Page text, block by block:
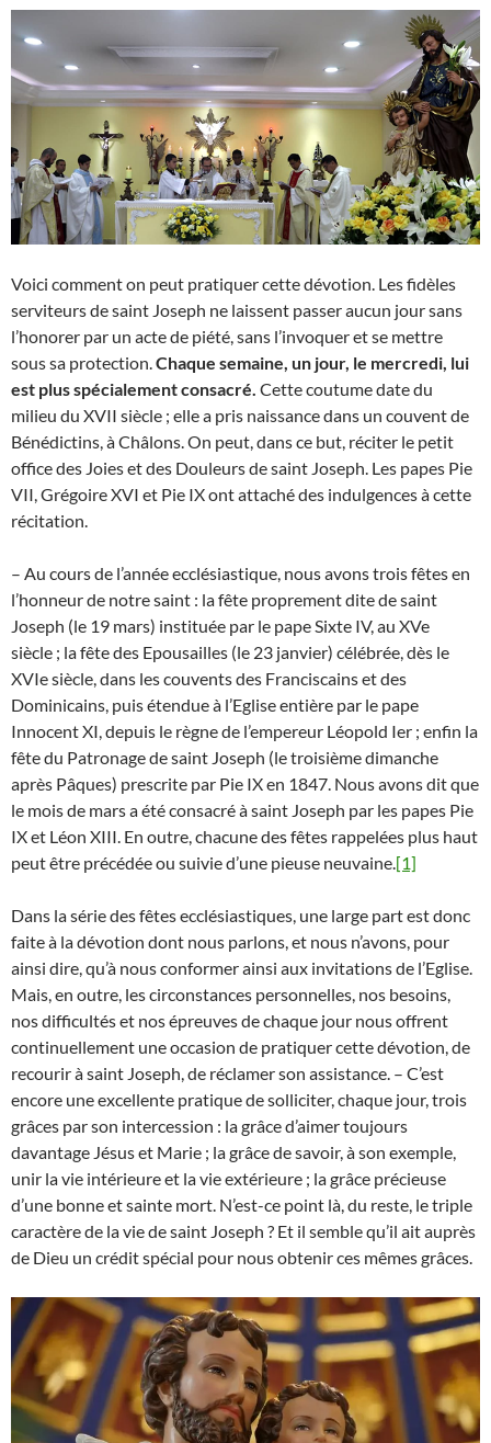
Voici comment on peut pratiquer cette dévotion. Les fidèles
serviteurs de saint Joseph ne laissent passer aucun jour sans
l’honorer par un acte de piété, sans l’invoquer et se mettre
sous sa protection.Chaque semaine, un jour, le mercredi, lui
est plus spécialement consacré. Cette coutume date du
milieu du XVII siècle ; elle a pris naissance dans un couvent de
Bénédictins, à Châlons. On peut, dans ce but, réciter le petit
office des Joies et des Douleurs de saint Joseph. Les papes Pie
VII, Grégoire XVI et Pie IX ont attaché des indulgences à cette
récitation.
– Au cours de l’année ecclésiastique, nous avons trois fêtes en
l’honneur de notre saint : la fête proprement dite de saint
Joseph (le 19 mars) instituée par le pape Sixte IV, au XVe
siècle ; la fête des Epousailles (le 23 janvier) célébrée, dès le
XVIe siècle, dans les couvents des Franciscains et des
Dominicains, puis étendue à l’Eglise entière par le pape
Innocent XI, depuis le règne de l’empereur Léopold Ier ; enfin la
fête du Patronage de saint Joseph (le troisième dimanche
après Pâques) prescrite par Pie IX en 1847. Nous avons dit que
le mois de mars a été consacré à saint Joseph par les papes Pie
IX et Léon XIII. En outre, chacune des fêtes rappelées plus haut
peut être précédée ou suivie d’une pieuse neuvaine.[1]
Dans la série des fêtes ecclésiastiques, une large part est donc
faite à la dévotion dont nous parlons, et nous n’avons, pour
ainsi dire, qu’à nous conformer ainsi aux invitations de l’Eglise.
Mais, en outre, les circonstances personnelles, nos besoins,
nos difficultés et nos épreuves de chaque jour nous offrent
continuellement une occasion de pratiquer cette dévotion, de
recourir à saint Joseph, de réclamer son assistance. – C’est
encore une excellente pratique de solliciter, chaque jour, trois
grâces par son intercession : la grâce d’aimer toujours
davantage Jésus et Marie ; la grâce de savoir, à son exemple,
unir la vie intérieure et la vie extérieure ; la grâce précieuse
d’une bonne et sainte mort. N’est-ce point là, du reste, le triple
caractère de la vie de saint Joseph ? Et il semble qu’il ait auprès
de Dieu un crédit spécial pour nous obtenir ces mêmes grâces.